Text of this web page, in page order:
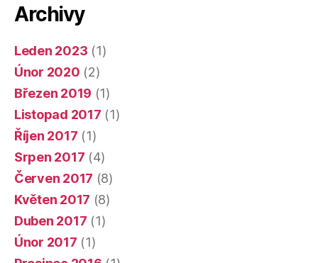
Archivy
Leden 2023 (1)
Únor 2020 (2)
Březen 2019 (1)
Listopad 2017 (1)
Říjen 2017 (1)
Srpen 2017 (4)
Červen 2017 (8)
Květen 2017 (8)
Duben 2017 (1)
Únor 2017 (1)